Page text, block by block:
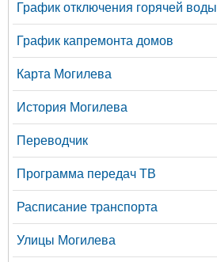
График отключения горячей воды
График капремонта домов
Карта Могилева
История Могилева
Переводчик
Программа передач ТВ
Расписание транспорта
Улицы Могилева